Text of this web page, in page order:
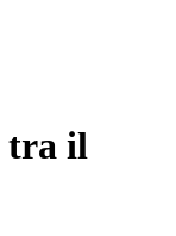
livello
tra il